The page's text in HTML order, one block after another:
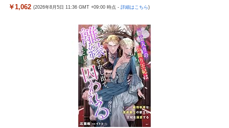
年商10億円を超える「ひとり親方」が激増、Mac miniを大量購
【閲覧注意】 部族に捕まった人間の殺され方、ギャングや麻薬カ
ルテルの10倍恐ろしいと話題に
森下も佐藤輝もDeNAの「これ」にやられてるんだが
週刊ファミ通に長野桃羽が登場！
実際のところ中国って日本をどうしたいんやろな？
『ゼルダの伝説BotW』が出て10年になろうとしてるけどまだ越
￥1,062 (2026年8月5日 11:36 GMT +09:00 時点 - 詳細はこちら)